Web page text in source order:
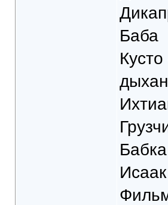
Баба